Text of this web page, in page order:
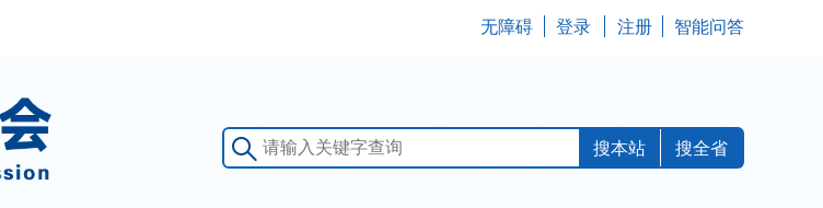
无障碍 登录 注册 智能问答
搜全省